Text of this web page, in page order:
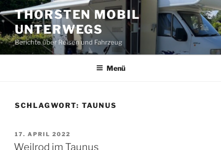
Zum
Inhalt
springen
THORSTEN MOBIL
UNTERWEGS
Berichte über Reisen und Fahrzeug
Menü
SCHLAGWORT: TAUNUS
VERÖFFENTLICHT
AM
17. APRIL 2022
Weilrod im Taunus